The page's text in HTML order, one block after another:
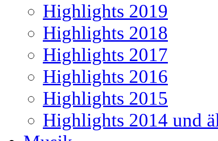
Highlights 2019
Highlights 2018
Highlights 2017
Highlights 2016
Highlights 2015
Highlights 2014 und